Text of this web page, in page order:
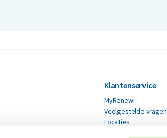
Klantenservice
MyRenewi
Veelgestelde vragen
Locaties